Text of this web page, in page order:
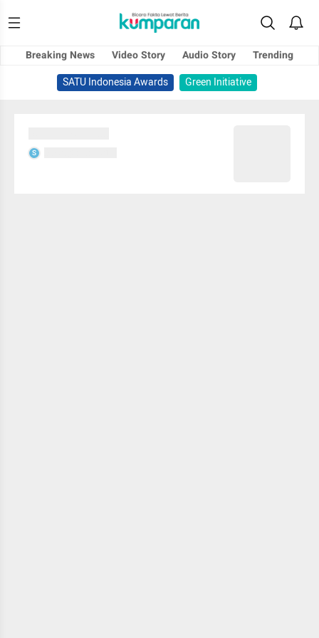
Breaking News Video Story Audio Story
Trending
SATU Indonesia Awards
Green Initiative
S